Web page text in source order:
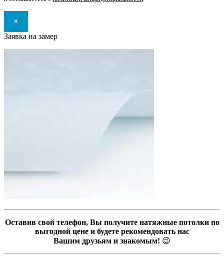
×
Заявка на замер
Оставив свой телефон, Вы получите натяжные потолки по
выгодной цене и будете рекомендовать нас
Вашим друзьям и знакомым! 😉